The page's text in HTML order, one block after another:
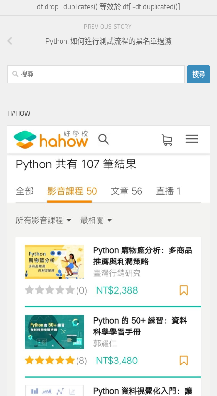
df.drop_duplicates() 等效於 df[~df.duplicated()]
PREVIOUS STORY
Python: 如何進行測試流程的黑名單過濾
搜
尋
字:
HAHOW